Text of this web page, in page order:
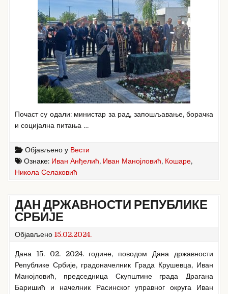
Почаст су одали: министар за рад, запошљавање, борачка
и социјална питања …
Објављено у Вести
Ознаке: Иван Анђелић, Иван Манојловић, Кошаре,
Никола Селаковић
ДАН ДРЖАВНОСТИ РЕПУБЛИКЕ
СРБИЈЕ
Објављено 15.02.2024.
Дана 15. 02. 2024. године, поводом Дана државности
Републике Србије, градоначелник Града Крушевца, Иван
Манојловић, председница Скупштине града Драгана
Баришић и начелник Расинског управног округа Иван